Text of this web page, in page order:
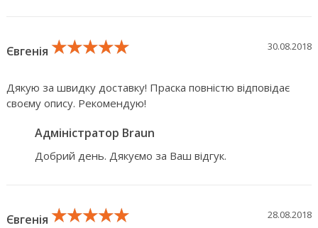
Євгенія ★★★★★
★★★★★
★★★★★ 30.08.2018
Дякую за швидку доставку! Праска повністю відповідає
своєму опису. Рекомендую!
Адміністратор Braun
Добрий день. Дякуємо за Ваш відгук.
Євгенія ★★★★★
★★★★★
★★★★★ 28.08.2018